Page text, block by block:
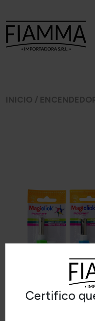
Certifico
INICIO /